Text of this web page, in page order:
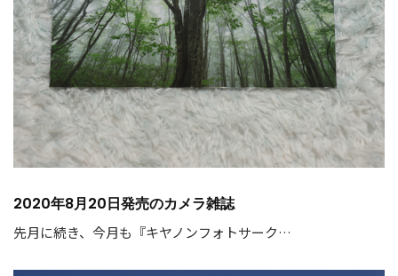
2020年8月20日発売のカメラ雑誌
先月に続き、今月も『キヤノンフォトサーク…